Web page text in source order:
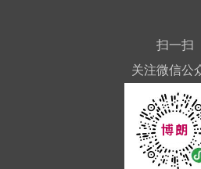
扫一扫
关注微信公